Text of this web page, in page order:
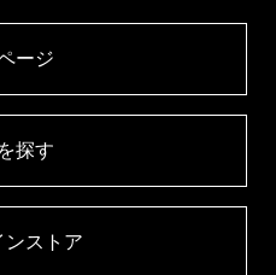
ージ​
探す​
ンストア​